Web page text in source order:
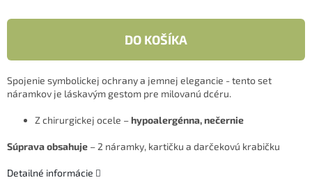
DO KOŠÍKA
Spojenie symbolickej ochrany a jemnej elegancie - tento set
náramkov je láskavým gestom pre milovanú dcéru.
Z chirurgickej ocele –hypoalergénna, nečernie
Súprava obsahuje – 2 náramky, kartičku a darčekovú krabičku
Detailné informácie